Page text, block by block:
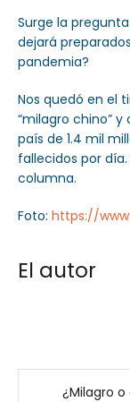
Surge la
dejará
pandemia?
Nos quedó en el
“milagro chino”
país de 1.4 mil
fallecidos por
columna.
Foto: https://
El autor
¿Milagro